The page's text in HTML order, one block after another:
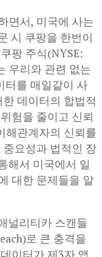
면서, 미국에 사는
시 쿠팡을 한번이
팡 주식(NYSE:
우리와 관련 없는
터를 매일같이 사
데이터의 합법적
험을 줄이고 신뢰
해관계자의 신뢰를
요성과 법적인 장
해서 미국에서 일
대한 문제들을 알
널리티카 스캔들
로 큰 충격을